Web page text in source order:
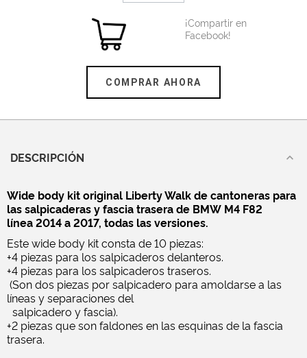
¡Compartir en
Facebook!
COMPRAR AHORA
DESCRIPCIÓN
Wide body kit original Liberty Walk de cantoneras para
las salpicaderas y fascia trasera de BMW M4 F82
línea 2014 a 2017, todas las versiones.
Este wide body kit consta de 10 piezas:
+4 piezas para los salpicaderos delanteros.
+4 piezas para los salpicaderos traseros.
(Son dos piezas por salpicadero para amoldarse a las
líneas y separaciones del
salpicadero y fascia).
+2 piezas que son faldones en las esquinas de la fascia
trasera.